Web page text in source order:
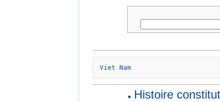
Viet Nam
Histoire